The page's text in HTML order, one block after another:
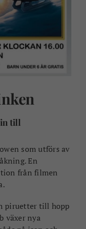
till
som utförs av
En
från filmen
piruetter till hopp
växer nya